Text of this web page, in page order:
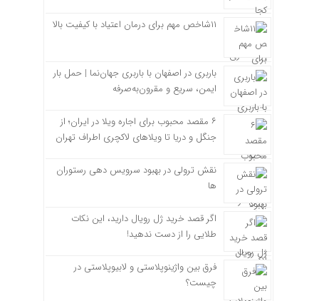
۱۱شاخص مهم برای درمان اعتیاد با کیفیت بالا
باربری در اصفهان با باربری جهان‌نما | حمل بار
ایمن، سریع و مقرون‌به‌صرفه
۶ مقصد محبوب برای اجاره ویلا در ایران؛ از
جنگل و دریا تا ویلاهای لاکچری اطراف تهران
نقش ترولی در بهبود سرویس دهی رستوران
ها
اگر قصد خرید ژل رویال دارید، این نکات
طلایی را از دست ندهید!
فرق بین واژینوپلاستی و لابیوپلاستی در
چیست؟